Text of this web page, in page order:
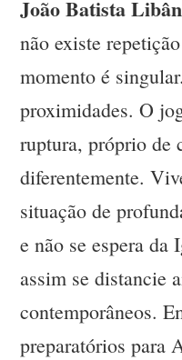
João Batista
não existe
momento é
proximidades. O
ruptura, próprio de
diferentemente.
situação de
e não se espera
assim se distancie
contemporâneos.
preparatórios para